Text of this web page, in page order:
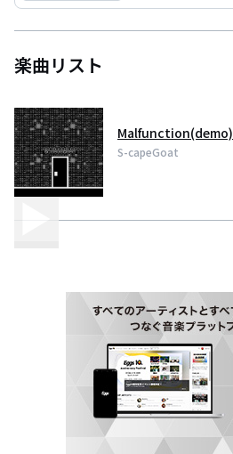
楽曲リスト
Malfunction(demo)
S-capeGoat